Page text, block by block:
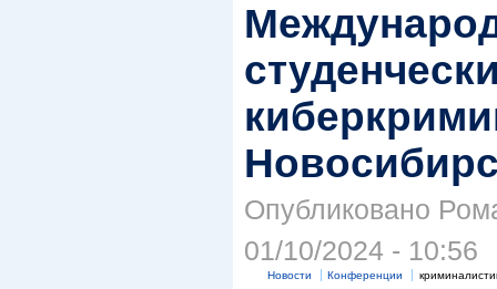
Опубликовано
01/10/2024 - 10:56
Новости Конференции